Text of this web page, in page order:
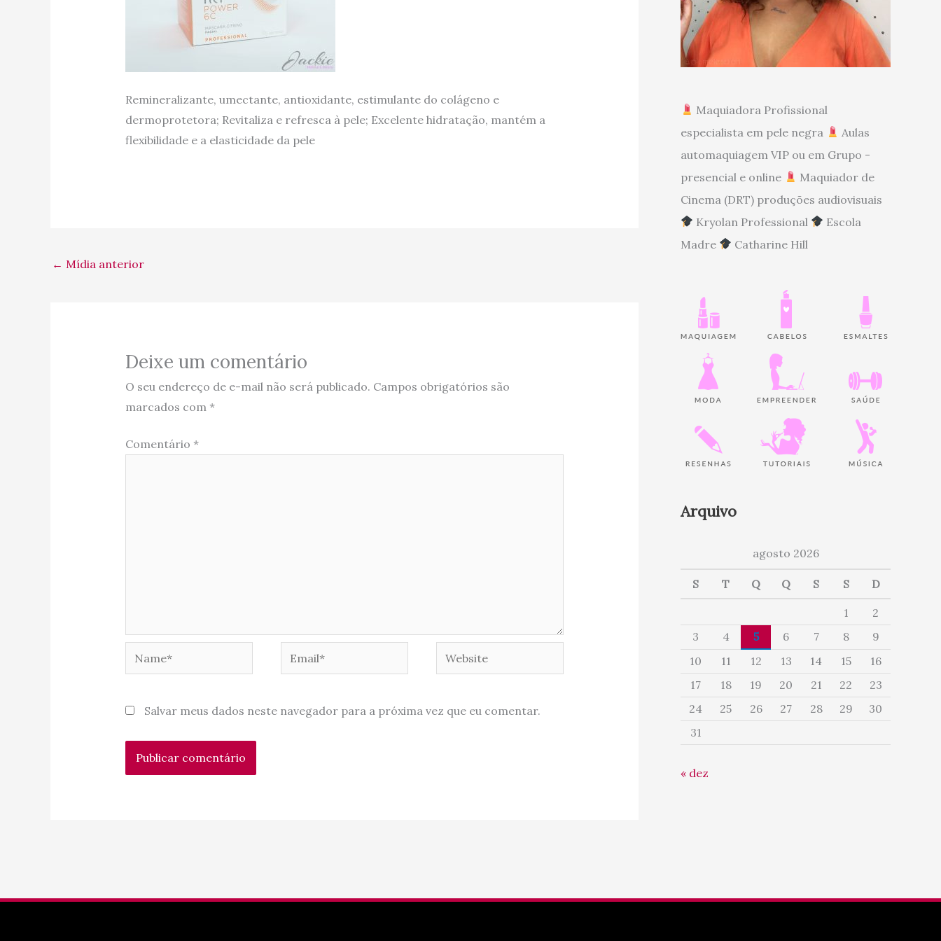
Remineralizante, umectante, antioxidante, estimulante do colágeno e
dermoprotetora; Revitaliza e refresca à pele; Excelente hidratação, mantém a
flexibilidade e a elasticidade da pele
← Mídia anterior
Deixe um comentário
O seu endereço de e-mail não será publicado. Campos obrigatórios são
marcados com *
Comentário *
Website
Salvar meus dados neste navegador para a próxima vez que eu comentar.
Maquiadora Profissional
especialista em pele negra
Aulas
automaquiagem VIP ou em Grupo -
presencial e online
Maquiador de
Cinema (DRT) produções audiovisuais
Kryolan Professional
Escola
Madre
Catharine Hill
Arquivo
agosto 2026
S T Q Q S S D
1
2
3
4 5 6 7 8
9
10
11 12 13 14 15
16
17
18 19 20 21 22
23
24
25 26 27 28 29
30
31
« dez